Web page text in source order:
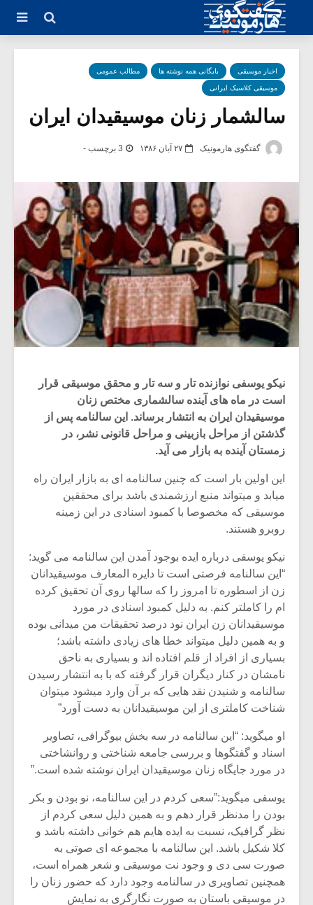
اخبار موسیقی بایگانی همه نوشته ها مطالب عمومی
موسیقی کلاسیک ایرانی
سالشمار زنان موسیقیدان ایران
گفتگوی هارمونیک ۲۷ آبان ۱۳۸۶ 3 برچسب -
نیکو یوسفی نوازنده تار و سه تار و محقق موسیقی قرار
است در ماه های آینده سالشماری مختص زنان
موسیقیدان ایران به انتشار برساند. این سالنامه پس از
گذشتن از مراحل بازبینی و مراحل قانونی نشر، در
زمستان آینده به بازار می آید.
این اولین بار است که چنین سالنامه ای به بازار ایران راه
میابد و میتواند منبع ارزشمندی باشد برای محققین
موسیقی که مخصوصا با کمبود اسنادی در این زمینه
روبرو هستند.
نیکو یوسفی درباره ایده بوجود آمدن این سالنامه می گوید:
“این سالنامه فرصتی است تا دایره المعارف موسیقیدانان
زن از اسطوره تا امروز را که سالها روی آن تحقیق کرده
ام را کاملتر کنم. به دلیل کمبود اسنادی در مورد
موسیقیدانان زن ایران نود درصد تحقیقات من میدانی بوده
و به همین دلیل میتواند خطا های زیادی داشته باشد؛
بسیاری از افراد از قلم افتاده اند و بسیاری به ناحق
نامشان در کنار دیگران قرار گرفته که با به انتشار رسیدن
سالنامه و شنیدن نقد هایی که بر آن وارد میشود میتوان
شناخت کاملتری از این موسیقیدانان به دست آورد”
او میگوید: “این سالنامه در سه بخش بیوگرافی، تصاویر
اسناد و گفتگوها و بررسی جامعه شناختی و روانشاختی
در مورد جایگاه زنان موسیقیدان ایران نوشته شده است.”
یوسفی میگوید:”سعی کردم در این سالنامه، نو بودن و بکر
بودن را مدنظر قرار دهم و به همین دلیل سعی کردم از
نظر گرافیک، نسبت به ایده هایم هم خوانی داشته باشد و
کلا شکیل باشد. این سالنامه با مجموعه ای صوتی به
صورت سی دی و وجود نت موسیقی و شعر همراه است،
همچنین تصاویری در سالنامه وجود دارد که حضور زنان را
در موسیقی باستان به صورت نگارگری به نمایش
میکلوش روژا